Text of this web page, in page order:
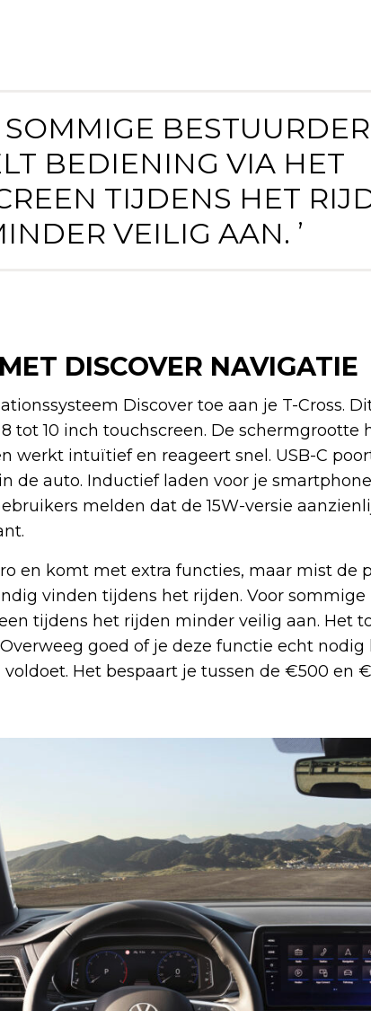
SOMMIGE
BEDIENING VIA HET
TIJDENS HET
VEILIG AAN. ’
DISCOVER NAVIGATIE
Discover toe aan je T-Cross.
tot 10 inch touchscreen. De schermgrootte
werkt intuïtief en reageert snel. USB-C
de auto. Inductief laden voor je
melden dat de 15W-versie
en komt met extra functies, maar mist de
vinden tijdens het rijden. Voor sommige
tijdens het rijden minder veilig aan. Het
goed of je deze functie echt nodig
Het bespaart je tussen de €500 en